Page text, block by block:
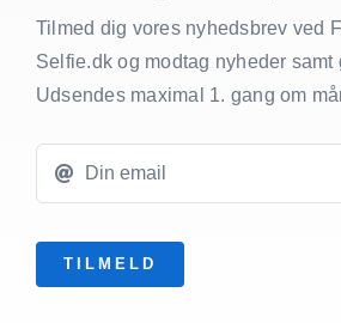
Tilmed dig vores nyhedsbrev ved
Selfie.dk og modtag nyheder samt
Udsendes maximal 1. gang om
TILMELD